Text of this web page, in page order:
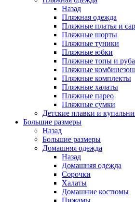
Назад
Пляжная одежда
Пляжные платья и
Пляжные шорты
Пляжные туники
Пляжные юбки
Пляжные топы и
Пляжные
Пляжные комплекты
Пляжные халаты
Пляжные парео
Пляжные сумки
Детские плавки и
Большие размеры
Назад
Большие размеры
Домашняя одежда
Назад
Домашняя одежда
Сорочки
Халаты
Домашние костюмы
Пижамы